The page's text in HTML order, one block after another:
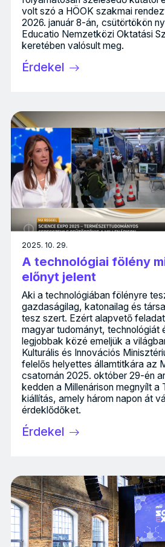
volt szó a HÖOK szakmai
2026. január 8-án, csütörtökön
Educatio Nemzetközi Oktatási
keretében valósult meg.
Érdekel
2025. 10. 29.
A technológiai fölény
előnyt jelent
Aki a technológiában fölényre
gazdaságilag, katonailag és
tesz szert. Ezért alapvető
magyar tudományt, technológiát
legjobbak közé emeljük a
Kulturális és Innovációs
felelős helyettes államtitkára az
csatornán 2025. október 29-én
kedden a Millenárison megnyílt a
kiállítás, amely három napon át
érdeklődőket.
Érdekel